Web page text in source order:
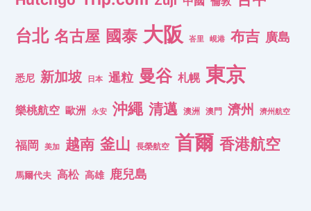
台北 名古屋 國泰 大阪 峇里 峴港 布吉 廣島
悉尼 新加坡 日本 暹粒 曼谷 札幌 東京
樂桃航空 歐洲 永安 沖繩 清邁 澳洲 澳門 濟州 濟州航空
福岡 美加 越南 釜山 長榮航空 首爾 香港航空
馬爾代夫 高松 高雄 鹿兒島